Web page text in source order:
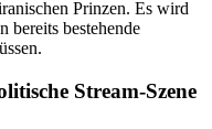
Prinzen. Es wird
bereits bestehende
Stream-Szene